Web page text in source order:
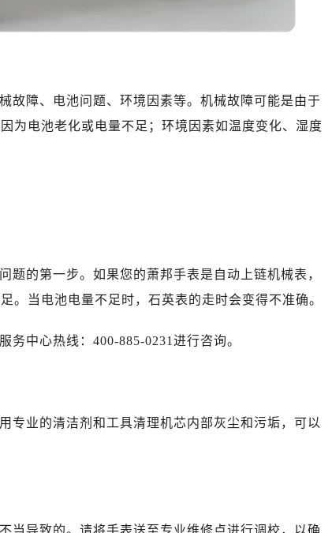
故障、电池问题、环境因素等。机械故障可能是由于
为电池老化或电量不足；环境因素如温度变化、湿度
题的第一步。如果您的萧邦手表是自动上链机械表，
。当电池电量不足时，石英表的走时会变得不准确。
中心热线：400-885-0231进行咨询。
专业的清洁剂和工具清理机芯内部灰尘和污垢，可以